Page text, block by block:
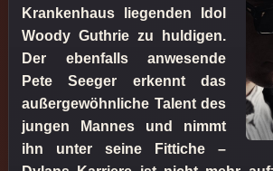
Krankenhaus liegenden Idol
Woody Guthrie zu huldigen.
Der ebenfalls anwesende
Pete Seeger erkennt das
außergewöhnliche Talent des
jungen Mannes und nimmt
ihn unter seine Fittiche –